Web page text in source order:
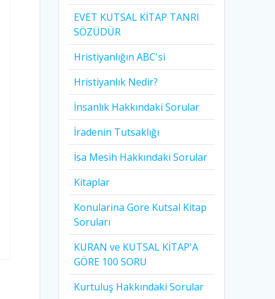
EVET KUTSAL KİTAP TANRI
SÖZÜDÜR
Hristiyanlığın ABC'si
Hristiyanlık Nedir?
İnsanlık Hakkındaki Sorular
İradenin Tutsaklığı​
İsa Mesih Hakkındaki Sorular
Kitaplar
Konularina Gore Kutsal Kitap
Soruları
KURAN ve KUTSAL KİTAP'A
GÖRE 100 SORU
Kurtuluş Hakkındaki Sorular